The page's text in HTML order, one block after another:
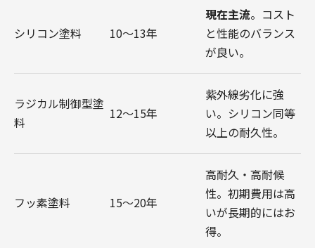
シリコン塗料 10～13年
現在主流。コスト
と性能のバランス
が良い。
ラジカル制御型塗
料
12～15年
紫外線劣化に強
い。シリコン同等
以上の耐久性。
フッ素塗料 15～20年
高耐久・高耐候
性。初期費用は高
いが長期的にはお
得。